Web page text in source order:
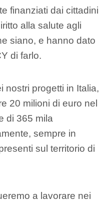
finanziati dai cittadini
alla salute agli
siano, e hanno dato
di farlo.
nostri progetti in Italia,
20 milioni di euro nel
di 365 mila
sempre in
sul territorio di
a lavorare nei